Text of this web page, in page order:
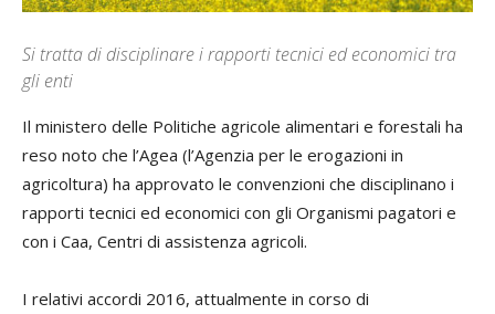
Si tratta di disciplinare i rapporti tecnici ed economici tra
gli enti
Il ministero delle Politiche agricole alimentari e forestali ha
reso noto che l’Agea (l’Agenzia per le erogazioni in
agricoltura) ha approvato le convenzioni che disciplinano i
rapporti tecnici ed economici con gli Organismi pagatori e
con i Caa, Centri di assistenza agricoli.
I relativi accordi 2016, attualmente in corso di